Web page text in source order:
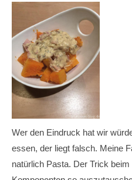
Wer den Eindruck hat wir
essen, der liegt falsch. Meine
natürlich Pasta. Der Trick